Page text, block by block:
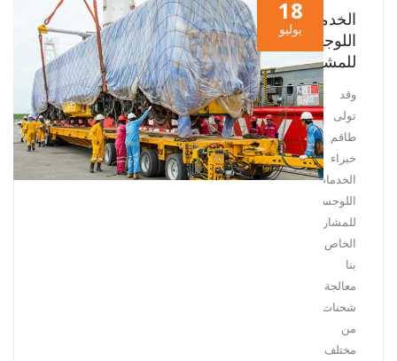
18
يوليوالخدمات
اللوجستية
للمشاريع
وقد
تولى
طاقم
خبراء
الخدمات
اللوجستية
للمشاريع
الخاص
بنا
معالجة
شحنات
من
مختلف